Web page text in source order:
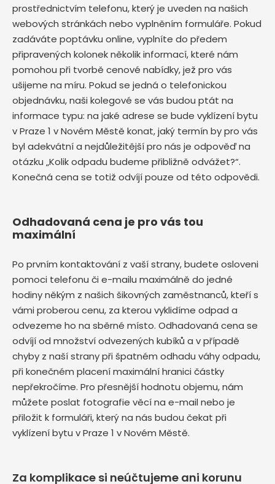
prostřednictvím telefonu, který je uveden na našich
webových stránkách nebo vyplněním formuláře. Pokud
zadáváte poptávku online, vyplníte do předem
připravených kolonek několik informací, které nám
pomohou při tvorbě cenové nabídky, jež pro vás
ušijeme na míru. Pokud se jedná o telefonickou
objednávku, naši kolegové se vás budou ptát na
informace typu: na jaké adrese se bude vyklízení bytu
v Praze 1 v Novém Městě konat, jaký termín by pro vás
byl adekvátní a nejdůležitější pro nás je odpověď na
otázku „Kolik odpadu budeme přibližně odvážet?“.
Konečná cena se totiž odvíjí pouze od této odpovědi.
Odhadovaná cena je pro vás tou
maximální
Po prvním kontaktování z vaší strany, budete osloveni
pomoci telefonu či e-mailu maximálně do jedné
hodiny někým z našich šikovných zaměstnanců, kteří s
vámi proberou cenu, za kterou vyklidíme odpad a
odvezeme ho na sběrné místo. Odhadovaná cena se
odvíjí od množství odvezených kubíků a v případě
chyby z naší strany při špatném odhadu váhy odpadu,
při konečném placení maximální hranici částky
nepřekročíme. Pro přesnější hodnotu objemu, nám
můžete poslat fotografie věcí na e-mail nebo je
přiložit k formuláři, který na nás budou čekat při
vyklízení bytu v Praze 1 v Novém Městě.
Za komplikace si neúčtujeme ani korunu